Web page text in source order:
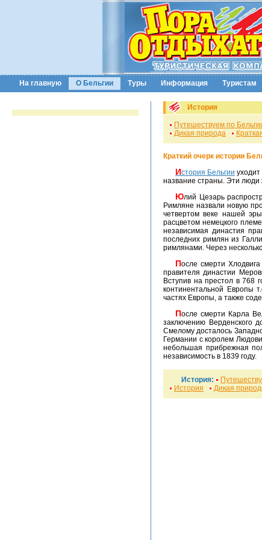
На главную О Бельгии Туры Информация Туристам
История
Путешествуем по
Дикая природа
Краткий очерк истории
История Бельгии
название страны. Эти люди
Юлий Цезарь распространил свою власть в этом регионе Европы, соответствующем современной Бельгии в 57 году до нашей эры.
Римляне назвали новую
четвертом веке нашей
расцветом немецкого
независимая династия
последних римлян из
римлянами. Через
После смерти Хлодвига династия Меровингов начала разрушаться, и франкские земли перешли под власть Пипина III, последнего
правителя династии
Вступив на престол в 768
континентальной Европы
частях Европы, а также
После смерти Карла Великого империя стала распадаться, начались частые войны и междоусобицы его внуков. Все это привело к
заключению Верденского
Смелому досталось
Германии с королем
небольшая прибрежная
независимость в 1839 году.
История:
История
Дикая